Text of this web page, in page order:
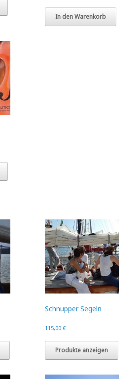
In den Warenkorb
Schnupper Segeln
115,00€
Produkte anzeigen